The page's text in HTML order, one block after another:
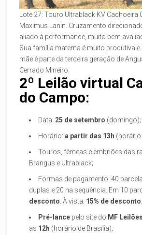
Lote 27: Touro Ultrablack KV Cachoeira
Maximus Lanin. Cruzamento
aliado à performance, muito bem
Sua família materna é muito produtiva e
mãe é parte da terceira geração de
Cerrado Mineiro.
2º Leilão virtual
do Campo:
Data: 25 de setembro (domingo);
Horário: a partir das 13h (horário
Touros, fêmeas e embriões das
Brangus e Ultrablack;
Formas de pagamento: 40
duplas e 20 na sequência. Em 10
desconto . À vista: 15% de desconto
Pré-lance pelo site do MF Leilões
as 12h (horário de Brasília);